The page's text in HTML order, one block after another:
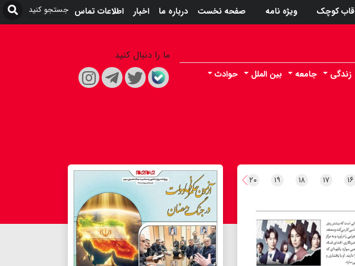
قاب کوچک ویژه نامه صفحه نخست درباره ما اخبار اطلاعات تماس
زندگی جامعه بین الملل
حوادث
ما را دنبال کنید
۱۶ ۱۷ ۱۸ ۱۹ ۲۰